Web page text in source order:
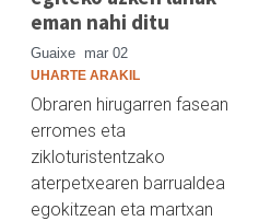
eman nahi ditu
Guaixe mar 02
UHARTE ARAKIL
Obraren hirugarren fasean
erromes eta
zikloturistentzako
aterpetxearen barrualdea
egokitzean eta martxan